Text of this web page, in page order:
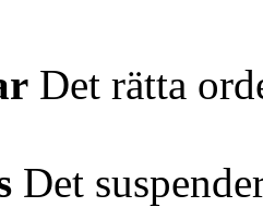
Det rätta
Det